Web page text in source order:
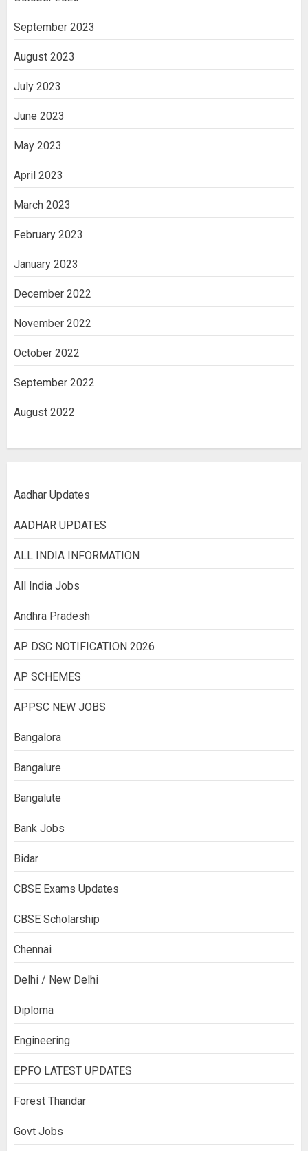
September 2023
August 2023
July 2023
June 2023
May 2023
April 2023
March 2023
February 2023
January 2023
December 2022
November 2022
October 2022
September 2022
August 2022
Aadhar Updates
AADHAR UPDATES
ALL INDIA INFORMATION
All India Jobs
Andhra Pradesh
AP DSC NOTIFICATION 2026
AP SCHEMES
APPSC NEW JOBS
Bangalora
Bangalure
Bangalute
Bank Jobs
Bidar
CBSE Exams Updates
CBSE Scholarship
Chennai
Delhi / New Delhi
Diploma
Engineering
EPFO LATEST UPDATES
Forest Thandar
Govt Jobs